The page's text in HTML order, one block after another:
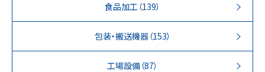
食品加工 （139）
包装・搬送機器（153）
工場設備 （87）